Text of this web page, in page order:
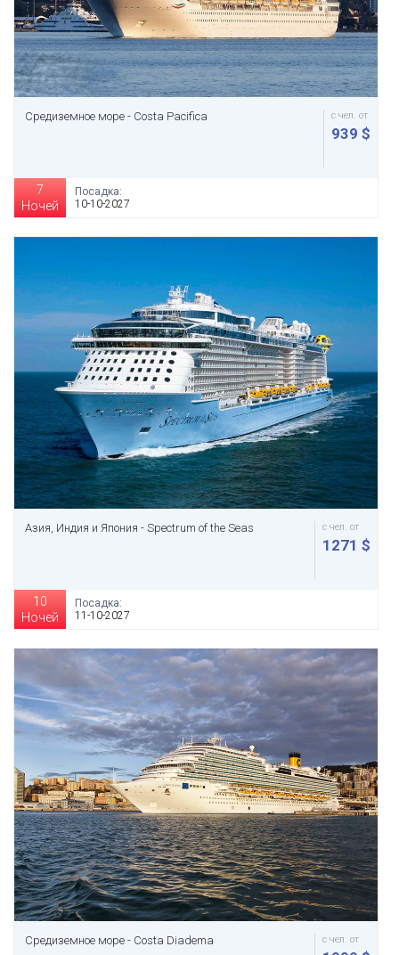
Средиземное море - Costa Pacifica с чел. от
939 $
7
Ночей
Посадка:
10-10-2027
Азия, Индия и Япония - Spectrum of the Seas с чел. от
1271 $
10
Ночей
Посадка:
11-10-2027
Средиземное море - Costa Diadema с чел. от